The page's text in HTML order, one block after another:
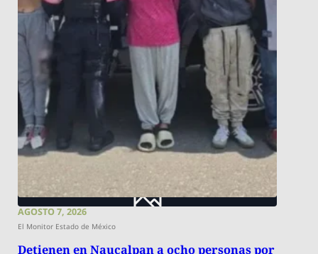
AGOSTO 7, 2026
El Monitor Estado de México
Detienen en Naucalpan a ocho personas por